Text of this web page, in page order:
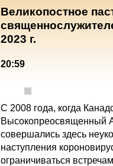
Великопостное
2023 г.
20:59
С 2008 года, когда
Высокопреосвященный
совершались здесь
наступления
ограничиваться